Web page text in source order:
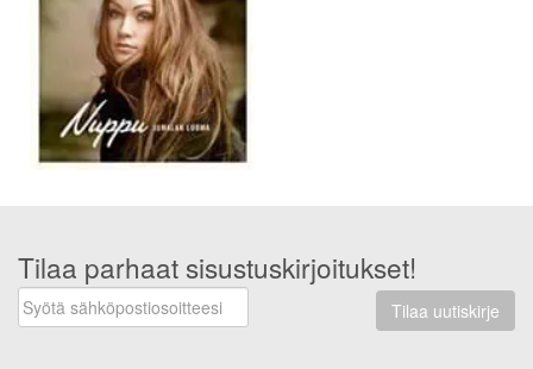
Tilaa parhaat sisustuskirjoitukset!
Tilaa uutiskirje